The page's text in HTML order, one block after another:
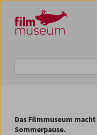
Zum Inhalt
Zum Hauptmenü
Zur Servicenavigation
Zum Suche
Das Filmmuseum macht
Sommerpause.